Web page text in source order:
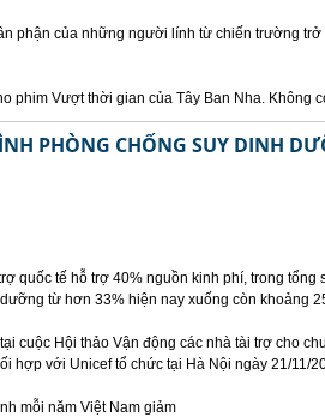
phận của những người lính từ chiến trường
phim Vượt thời gian của Tây Ban Nha. Không
PHÒNG CHỐNG SUY DINH
quốc tế hỗ trợ 40% nguồn kinh phí, trong tổng
từ hơn 33% hiện nay xuống còn khoảng
cuộc Hội thảo Vận động các nhà tài trợ cho
hợp với Unicef tổ chức tại Hà Nội ngày 21/11/
mỗi năm Việt Nam giảm